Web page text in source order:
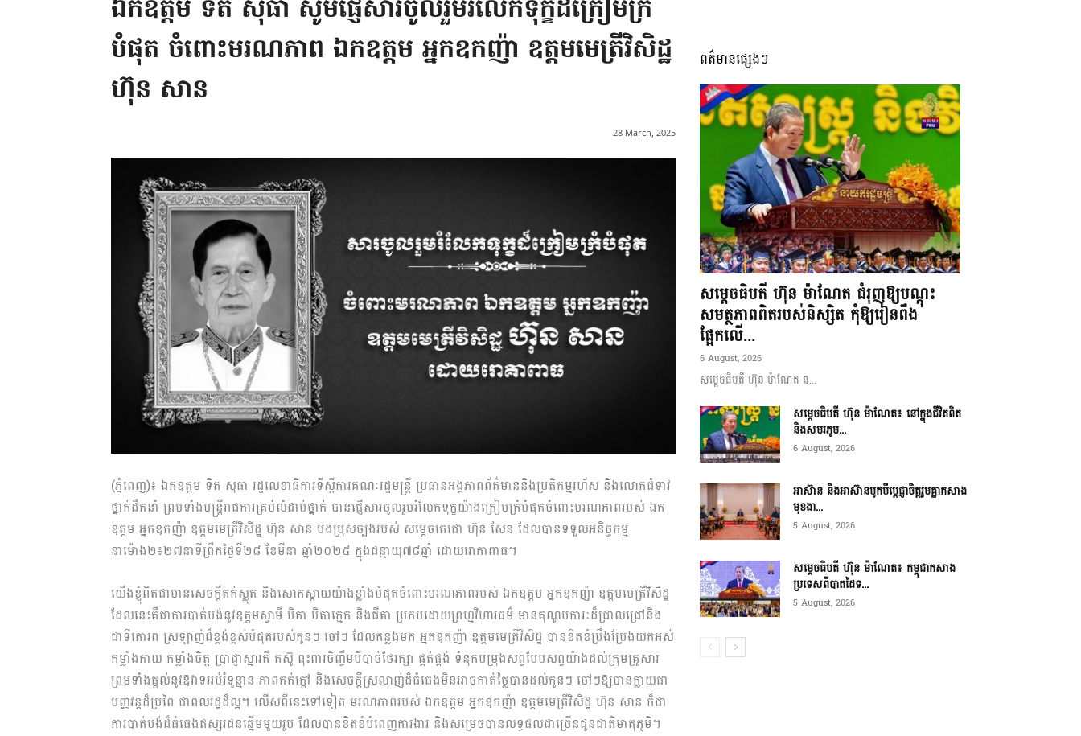
ព័ត៌មាន​
និង
ប្រតិកម្ម
រហ័ស
ឯកឧត្តម ទិត សុធា សូមផ្ញើសារចូលរួមរំលែកទុក្ខដ៏ក្រៀមក្រំ
បំផុត ចំពោះមរណភាព ឯកឧត្តម អ្នកឧកញ៉ា ឧត្តមមេត្រីវិសិដ្ឋ
ហ៊ុន សាន
28 March, 2025
(ភ្នំពេញ)៖ ឯកឧត្តម ទិត សុធា រដ្ឋលេខាធិការទីស្តីការគណៈរដ្ឋមន្រ្តី ប្រធានអង្គភាពព័ត៌មាននិងប្រតិកម្មរហ័ស និងលោកជំទាវ
ថ្នាក់ដឹកនាំ ព្រមទាំងមន្រ្តីរាជការគ្រប់លំដាប់ថ្នាក់ បានផ្ញើសារចូលរួមរំលែកទុក្ខយ៉ាងក្រៀមក្រំបំផុតចំពោះមរណភាពរបស់ ឯក
ឧត្តម អ្នកឧកញ៉ា ឧត្តមមេត្រីវិសិដ្ឋ ហ៊ុន សាន បងប្រុសច្បងរបស់ សម្តេចតេជោ ហ៊ុន សែន ដែលបានទទួលអនិច្ចកម្ម
នាម៉ោង២៖២៧នាទីព្រឹកថ្ងៃទី២៨ ខែមីនា ឆ្នាំ២០២៥ ក្នុងជន្មាយុ៧៨ឆ្នាំ ដោយរោគាពាធ។
យើងខ្ញុំពិតជាមានសេចក្តីតក់ស្លុត និងសោកស្តាយយ៉ាងខ្លាំងបំផុតចំពោះមរណភាពរបស់ ឯកឧត្តម អ្នកឧកញ៉ា ឧត្តមមេត្រីវិសិដ្ឋ
ដែលនេះគឺជាការបាត់បង់នូវឧត្ដមស្វាមី បិតា បិតាក្មេក និងជីតា ប្រកបដោយព្រហ្មវិហារធម៌ មានគុណូបការៈដ៏ជ្រាលជ្រៅនិង
ជាទីគោរព ស្រឡាញ់ដ៏ខ្ពង់ខ្ពស់បំផុតរបស់កូនៗ ចៅៗ ដែលកន្លងមក អ្នកឧកញ៉ា ឧត្តមមេត្រីវិសិដ្ឋ បានខិតខំប្រឹងប្រែងយកអស់
កម្លាំងកាយ កម្លាំងចិត្ត ប្រាជ្ញាស្មារតី តស៊ូ ពុះពារចិញ្ចឹមបីបាច់ថែរក្សា ផ្គត់ផ្គង់ ទំនុកបម្រុងសព្វបែបសព្វយ៉ាងដល់ក្រុមគ្រួសារ
ព្រមទាំងផ្ដល់នូវឱវាទអប់រំទូន្មាន ភាពកក់ក្ដៅ និងសេចក្ដីស្រលាញ់ដ៏ធំធេងមិនអាចកាត់ថ្លៃបានដល់កូនៗ ចៅៗឱ្យបានក្លាយជា
បញ្ញវន្តដ៏ប្រពៃ ជាពលរដ្ឋដ៏ល្អ។ លើសពីនេះទៅទៀត មរណភាពរបស់ ឯកឧត្តម អ្នកឧកញ៉ា ឧត្តមមេត្រីវិសិដ្ឋ ហ៊ុន សាន ក៏ជា
ការបាត់បង់ដ៏ធំធេងឥស្សរជនឆ្នើមមួយរូប ដែលបានខិតខំបំពេញការងារ និងសម្រេចបានលទ្ធផលជាច្រើនជូនជាតិមាតុភូមិ។
ពត៌មានផ្សេងៗ
សម្តេចធិបតី ហ៊ុន ម៉ាណែត ជំរុញឱ្យបណ្តុះ
សមត្ថភាពពិតរបស់និស្សិត កុំឱ្យរៀនពឹង
ផ្អែកលើ...
6 August, 2026
សម្តេចធិបតី ហ៊ុន ម៉ាណែត ន...
សម្តេចធិបតី ហ៊ុន ម៉ាណែត៖ នៅក្នុងជីវិតពិត
និងសមរភូម...
6 August, 2026
អាស៊ាន និងអាស៊ានបូកបីប្តេជ្ញាចិត្តរួមគ្នាកសាង
មុខងា...
5 August, 2026
សម្ដេចធិបតី ហ៊ុន ម៉ាណែត៖ កម្ពុជាកសាង
ប្រទេសពីបាតដៃទ...
5 August, 2026